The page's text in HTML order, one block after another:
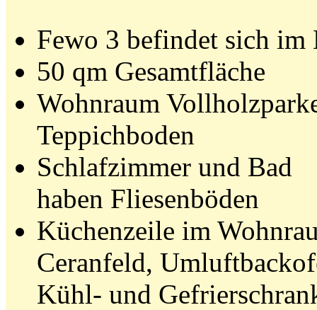
Fewo 3 befindet sich im
50 qm Gesamtfläche
Wohnraum
Teppichboden
Schlafzimmer und Bad
haben Fliesenböden
Küchenzeile im
Ceranfeld,
Kühl- und